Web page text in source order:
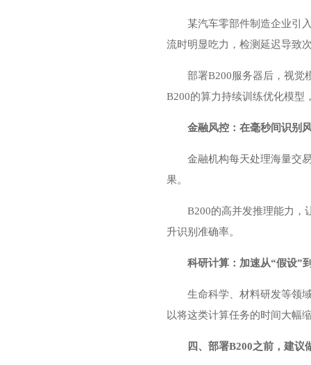
某汽车零部件制造企业引
流时明显吃力，检测延迟导致
部署B200服务器后，视觉
B200的算力持续训练优化模型
金融风控：在毫秒间识别
金融机构每天处理海量交
果。
B200的高并发推理能力，
升识别准确率。
科研计算：加速从“假设”
生命科学、材料研发等领
以将这类计算任务的时间大幅
四、部署B200之前，建议